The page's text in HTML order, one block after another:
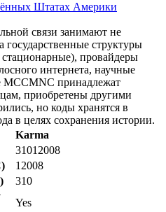
Штатах Америки
связи занимают не
государственные структуры
провайдеры
интернета, научные
MCCMNC принадлежат
приобретены другими
но коды хранятся в
в целях сохранения истории.
Karma
31012008
12008
310
Yes